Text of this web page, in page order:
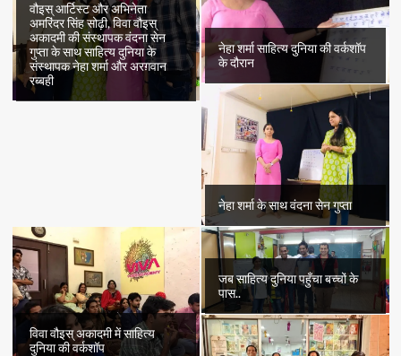
वौइस् आर्टिस्ट और अभिनेता
अमरिंदर सिंह सोढ़ी, विवा वौइस्
अकादमी की संस्थापक वंदना सेन
गुप्ता के साथ साहित्य दुनिया के
संस्थापक नेहा शर्मा और अरग़वान
रब्बही
नेहा शर्मा साहित्य दुनिया की वर्कशॉप
के दौरान
नेहा शर्मा के साथ वंदना सेन गुप्ता
विवा वौइस् अकादमी में साहित्य
दुनिया की वर्कशॉप
जब साहित्य दुनिया पहुँचा बच्चों के
पास..